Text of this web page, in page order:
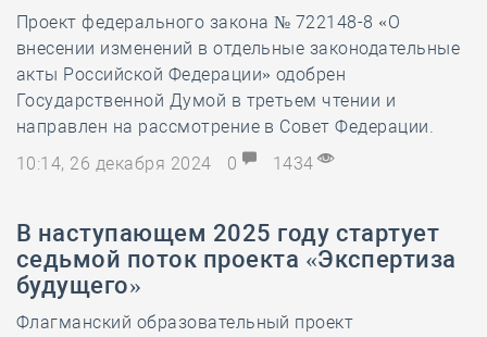
Проект федерального закона № 722148-8 «О
внесении изменений в отдельные законодательные
акты Российской Федерации» одобрен
Государственной Думой в третьем чтении и
направлен на рассмотрение в Совет Федерации.
10:14, 26 декабря 2024
0 1434
В наступающем 2025 году стартует
седьмой поток проекта «Экспертиза
будущего»
Флагманский образовательный проект